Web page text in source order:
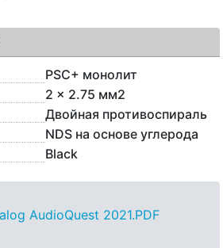
PSC+ монолит
2 x 2.75 мм2
Двойная противоспираль
NDS на основе углерода
Black
AudioQuest 2021.PDF